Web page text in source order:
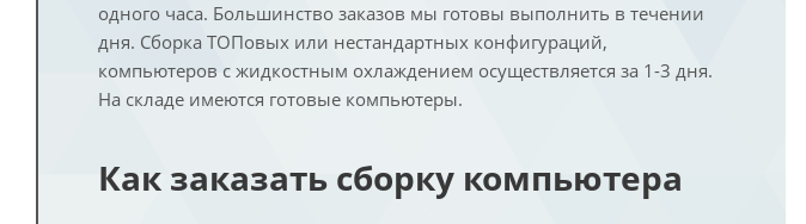
одного часа. Большинство заказов мы готовы выполнить в течении
дня. Сборка ТОПовых или нестандартных конфигураций,
компьютеров с жидкостным охлаждением осуществляется за 1-3 дня.
На складе имеются готовые компьютеры.
Как заказать сборку компьютера